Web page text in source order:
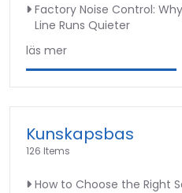
Factory Noise Control: Why
Line Runs Quieter
läs mer
Kunskapsbas
126 Items
How to Choose the Right